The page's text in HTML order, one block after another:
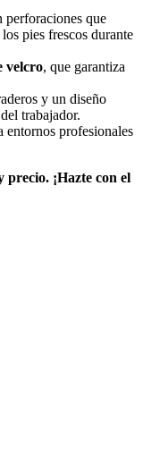
perforaciones que
pies frescos durante
velcro, que garantiza
y un diseño
trabajador.
entornos profesionales
¡Hazte con el